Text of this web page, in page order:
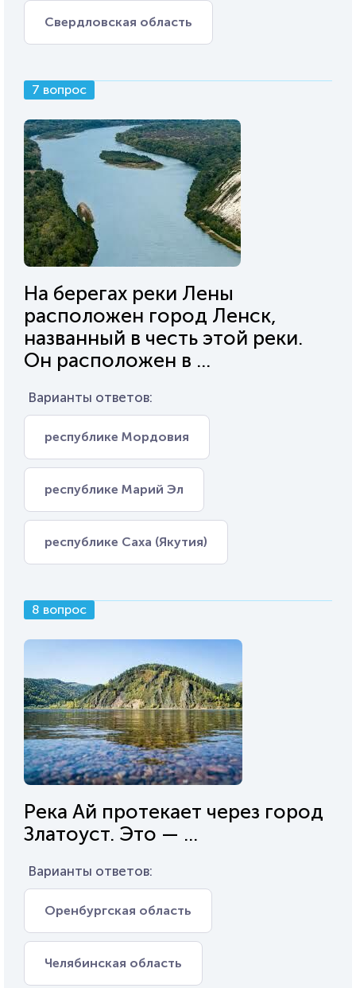
Свердловская область
7 вопрос
На берегах реки Лены
расположен город Ленск,
названный в честь этой реки.
Он расположен в ...
Варианты ответов:
республике Мордовия
республике Марий Эл
республике Саха (Якутия)
8 вопрос
Река Ай протекает через город
Златоуст. Это — ...
Варианты ответов:
Оренбургская область
Челябинская область